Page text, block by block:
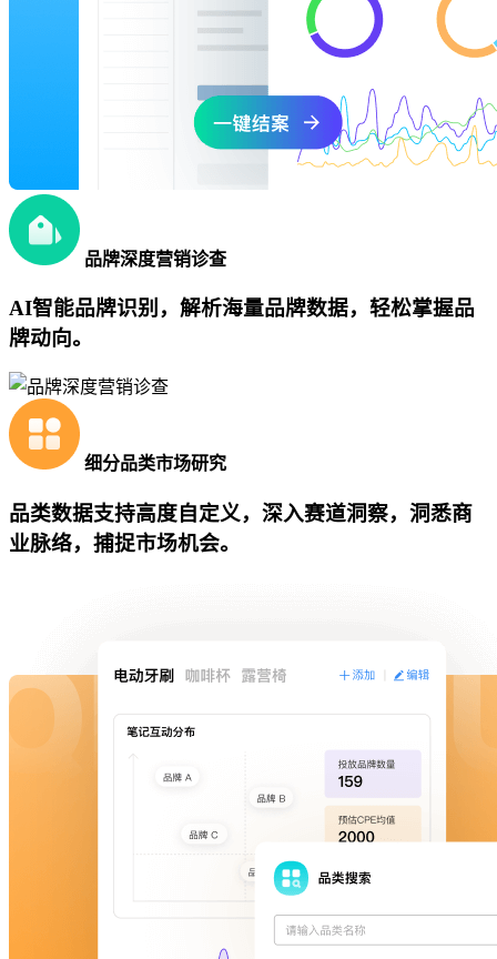
品牌深度营销诊查
AI智能品牌识别，解析海量品牌数据，轻松掌握品
牌动向。
细分品类市场研究
品类数据支持高度自定义，深入赛道洞察，洞悉商
业脉络，捕捉市场机会。